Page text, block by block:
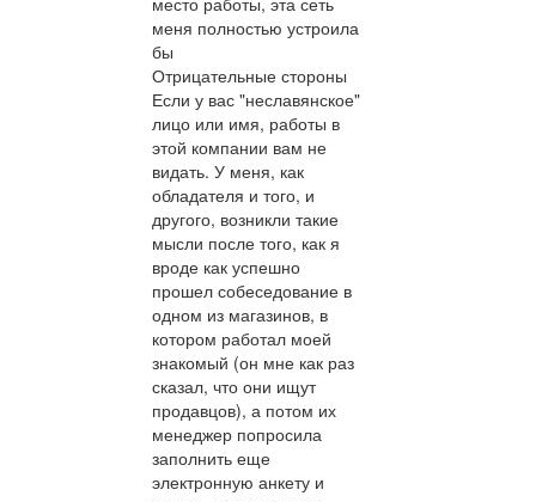
меня полностью устроила
бы
Отрицательные стороны
Если у вас "неславянское"
лицо или имя, работы в
этой компании вам не
видать. У меня, как
обладателя и того, и
другого, возникли такие
мысли после того, как я
вроде как успешно
прошел собеседование в
одном из магазинов, в
котором работал моей
знакомый (он мне как раз
сказал, что они ищут
продавцов), а потом их
менеджер попросила
заполнить еще
электронную анкету и